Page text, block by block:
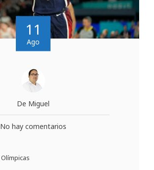
11
Ago
De Miguel
No hay comentarios
Olímpicas